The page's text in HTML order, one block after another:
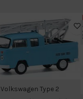
Volkswagen Type 2